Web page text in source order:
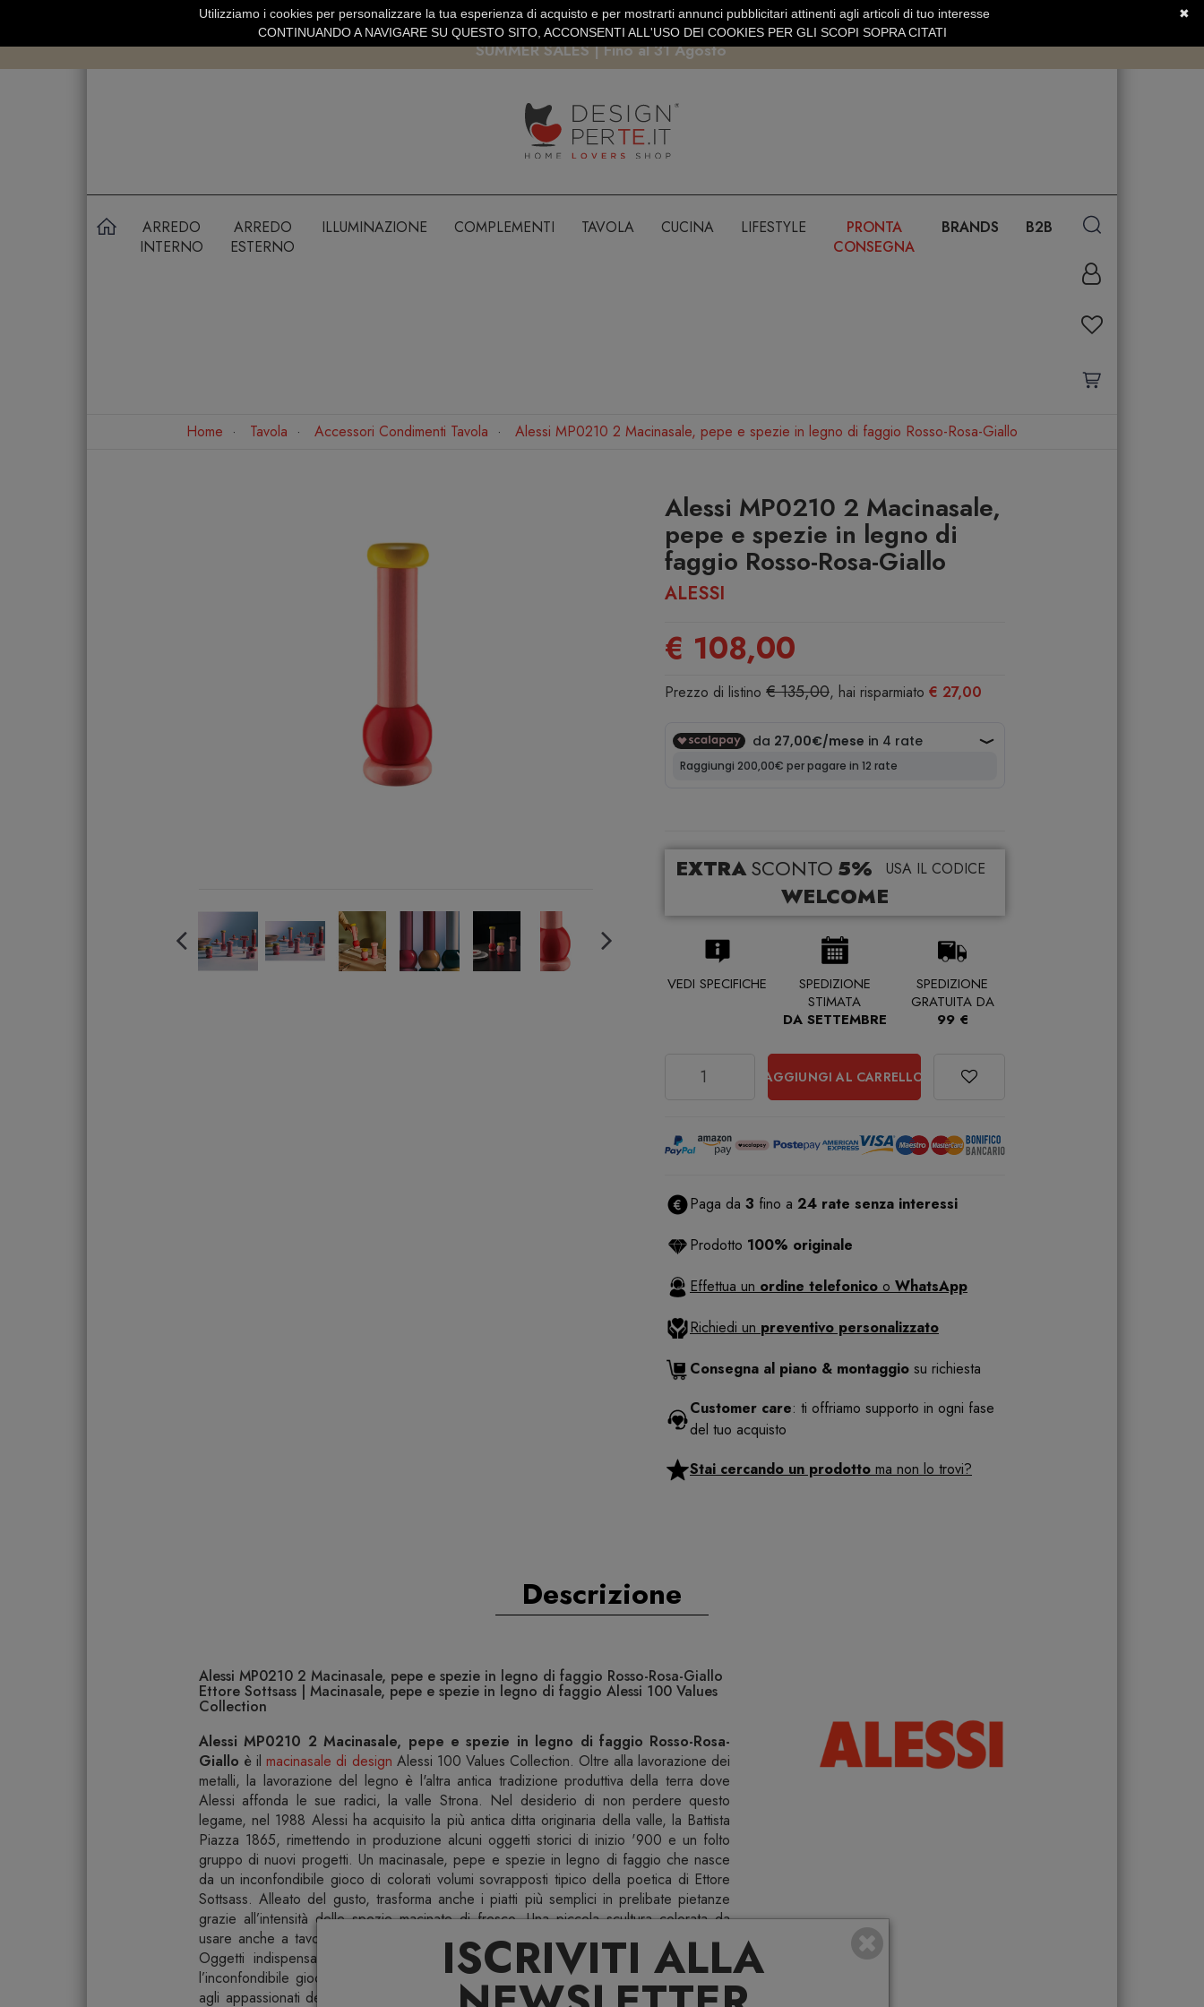
ISCRIVITI ALLA
SPEDIZIONE GRATUITA SOPRA 99 EURO PAGAMENTO SICURO PAYPAL · CARTA DI CREDITO SERVIZIO CLIENTI +39.0773.470.562
SUMMER SALES | Fino al 31 Agosto
ARREDO
INTERNO
ARREDO
ESTERNO
ILLUMINAZIONE COMPLEMENTI TAVOLA CUCINA LIFESTYLE
PRONTA
CONSEGNA
BRANDS B2B
Home Tavola Accessori Condimenti Tavola Alessi MP0210 2 Macinasale, pepe e spezie in legno di faggio Rosso-Rosa-Giallo
Alessi MP0210 2 Macinasale,
pepe e spezie in legno di
faggio Rosso-Rosa-Giallo
ALESSI
€ 108,00
Prezzo di listino € 135,00, hai risparmiato € 27,00
EXTRASCONTO 5% USA IL CODICE
WELCOME
VEDI SPECIFICHE
SPEDIZIONE
STIMATA
DA SETTEMBRE
SPEDIZIONE
GRATUITA DA
99 €
AGGIUNGI AL CARRELLO
Paga da 3 fino a 24 rate senza interessi
Prodotto 100% originale
Effettua un ordine telefonico o WhatsApp
Richiedi un preventivo personalizzato
Consegna al piano & montaggio su richiesta
Customer care: ti offriamo supporto in ogni fase
del tuo acquisto
Stai cercando un prodotto ma non lo trovi?
Descrizione
Alessi MP0210 2 Macinasale, pepe e spezie in legno di faggio Rosso-Rosa-Giallo
Ettore Sottsass | Macinasale, pepe e spezie in legno di faggio Alessi 100 Values
Collection
Alessi MP0210 2 Macinasale, pepe e spezie in legno di faggio Rosso-Rosa-
Giallo è ilmacinasale di design Alessi 100 Values Collection. Oltre alla lavorazione dei
metalli, la lavorazione del legno è l'altra antica tradizione produttiva della terra dove
Alessi affonda le sue radici, la valle Strona. Nel desiderio di non perdere questo
legame, nel 1988 Alessi ha acquisito la più antica ditta originaria della valle, la Battista
Piazza 1865, rimettendo in produzione alcuni oggetti storici di inizio '900 e un folto
gruppo di nuovi progetti. Un macinasale, pepe e spezie in legno di faggio che nasce
da un inconfondibile gioco di colorati volumi sovrapposti tipico della poetica di Ettore
Sottsass. Alleato del gusto, trasforma anche i piatti più semplici in prelibate pietanze
grazie all’intensità delle spezie macinate di fresco. Una piccola scultura colorata da
usare anche a tavola e lasciare in vista sui ripiani della cucina. TOTEM DOMESTICI.
Oggetti indispensabili in cucina e sulla tavola, interpretati da Ettore Sottsass con
l’inconfondibile gioco di colorati volumi sovrapposti, tipico della sua poetica. Dedicati
agli appassionati degli iconici “totem” dell’autore. ELEMENTI. Composto da un corpo
✖
Utilizziamo i cookies per personalizzare la tua esperienza di acquisto e per mostrarti annunci pubblicitari attinenti agli articoli di tuo interesse
CONTINUANDO A NAVIGARE SU QUESTO SITO, ACCONSENTI ALL'USO DEI COOKIES PER GLI SCOPI SOPRA CITATI